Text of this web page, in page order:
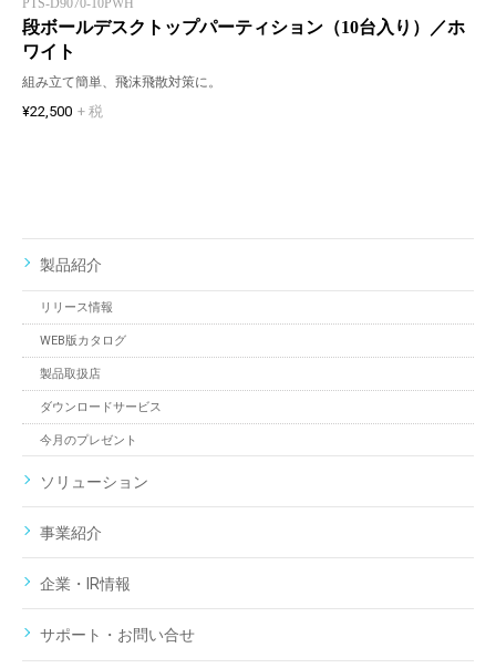
PTS-D9070-10PWH
段ボールデスクトップパーティション（10台入り）／ホ
ワイト
組み立て簡単、飛沫飛散対策に。
¥22,500 + 税
製品紹介
リリース情報
WEB版カタログ
製品取扱店
ダウンロードサービス
今月のプレゼント
ソリューション
事業紹介
企業・IR情報
サポート・お問い合せ